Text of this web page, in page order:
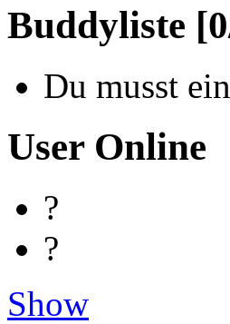
Buddyliste
Du musst
User Online
?
?
Show